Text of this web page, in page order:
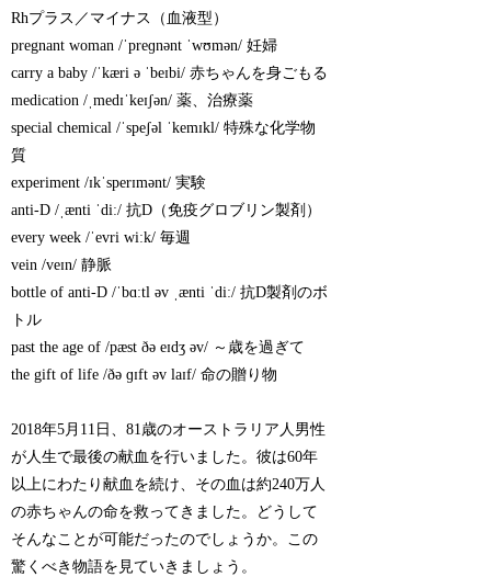
Rhプラス／マイナス（血液型）
pregnant woman /ˈpreɡnənt ˈwʊmən/ 妊婦
carry a baby /ˈkæri ə ˈbeɪbi/ 赤ちゃんを身ごもる
medication /ˌmedɪˈkeɪʃən/ 薬、治療薬
special chemical /ˈspeʃəl ˈkemɪkl/ 特殊な化学物
質
experiment /ɪkˈsperɪmənt/ 実験
anti-D /ˌænti ˈdiː/ 抗D（免疫グロブリン製剤）
every week /ˈevri wiːk/ 毎週
vein /veɪn/ 静脈
bottle of anti-D /ˈbɑːtl əv ˌænti ˈdiː/ 抗D製剤のボ
トル
past the age of /pæst ðə eɪdʒ əv/ ～歳を過ぎて
the gift of life /ðə ɡɪft əv laɪf/ 命の贈り物
2018年5月11日、81歳のオーストラリア人男性
が人生で最後の献血を行いました。彼は60年
以上にわたり献血を続け、その血は約240万人
の赤ちゃんの命を救ってきました。どうして
そんなことが可能だったのでしょうか。この
驚くべき物語を見ていきましょう。